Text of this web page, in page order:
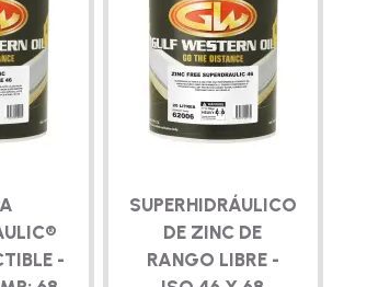
-
SUPERHIDRÁULICO
DE ZINC DE
RANGO LIBRE -